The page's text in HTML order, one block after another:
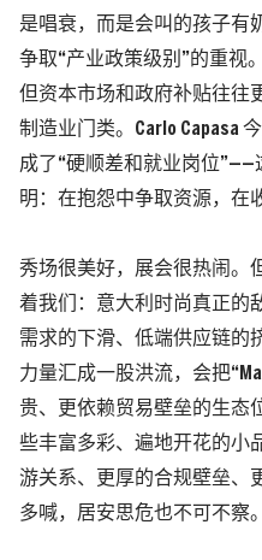
是唱衰，而是会叫的孩子有
争取“产业政策级别”的重视
但资本市场和政府补贴往往
制造业门类。Carlo Capasa
成了“硬顺差和就业岗位”——
明：在抱怨中争取资源，在
秀场很美好，展会很热闹。
着我们：意大利时尚真正的
需求的下滑、低端供应链的
力量汇成一股洪流，会把
贵、更依赖贸易壁垒的生态
些丰富多彩、遍地开花的小
游关系、更厚的合规壁垒、
多喊，居安思危也不可不察。